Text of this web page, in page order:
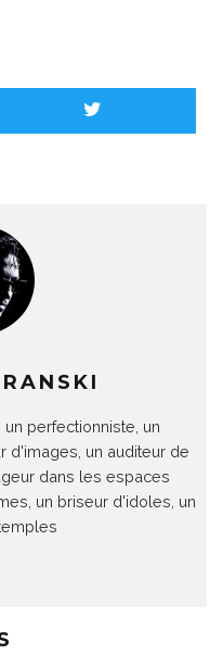
perfectionniste, un
d'images, un auditeur de
dans les espaces
un briseur d'idoles, un